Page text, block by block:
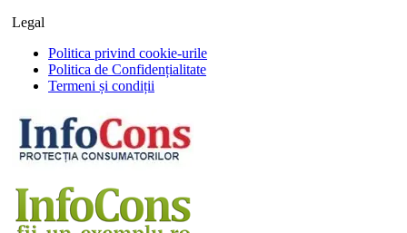
Legal
Politica privind cookie-urile
Politica de Confidențialitate
Termeni și condiții